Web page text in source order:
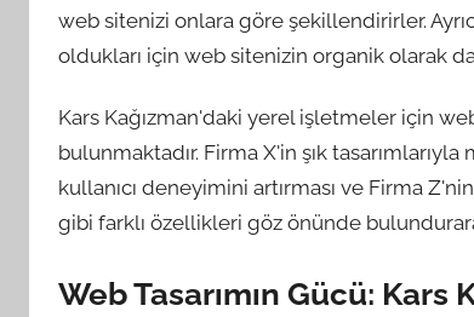
web sitenizi onlara göre şekillendirirler.
oldukları için web sitenizin organik olarak
Kars Kağızman'daki yerel işletmeler için
bulunmaktadır. Firma X'in şık
kullanıcı deneyimini artırması ve Firma
gibi farklı özellikleri göz önünde
Web Tasarımın Gücü: